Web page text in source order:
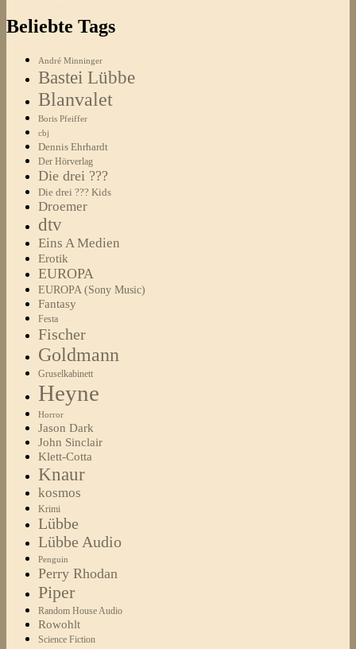
Beliebte Tags
André Minninger
Bastei Lübbe
Blanvalet
Boris Pfeiffer
cbj
Dennis Ehrhardt
Der Hörverlag
Die drei ???
Die drei ??? Kids
Droemer
dtv
Eins A Medien
Erotik
EUROPA
EUROPA (Sony Music)
Fantasy
Festa
Fischer
Goldmann
Gruselkabinett
Heyne
Horror
Jason Dark
John Sinclair
Klett-Cotta
Knaur
kosmos
Krimi
Lübbe
Lübbe Audio
Penguin
Perry Rhodan
Piper
Random House Audio
Rowohlt
Science Fiction